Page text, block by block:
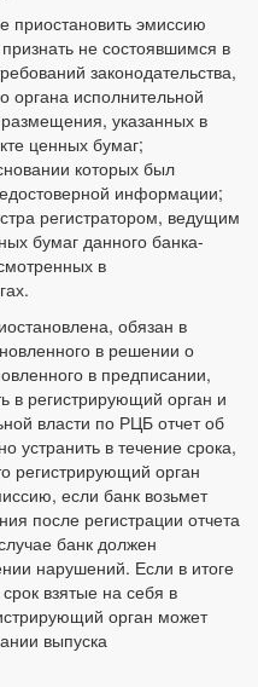
приостановить эмиссию
не состоявшимся в
законодательства,
органа исполнительной
указанных в
ценных бумаг;
которых был
информации;
регистратором, ведущим
бумаг данного банка-
в
обязан в
в решении о
в предписании,
в регистрирующий орган и
власти по РЦБ отчет об
устранить в течение срока,
регистрирующий орган
если банк возьмет
после регистрации отчета
банк должен
нарушений. Если в итоге
взятые на себя в
орган может
выпуска